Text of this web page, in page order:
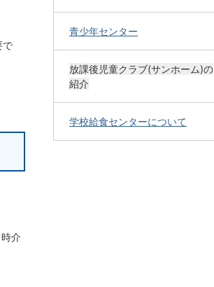
で
介
青少年センター
放課後児童クラブ(サンホーム)の
紹介
学校給食センターについて